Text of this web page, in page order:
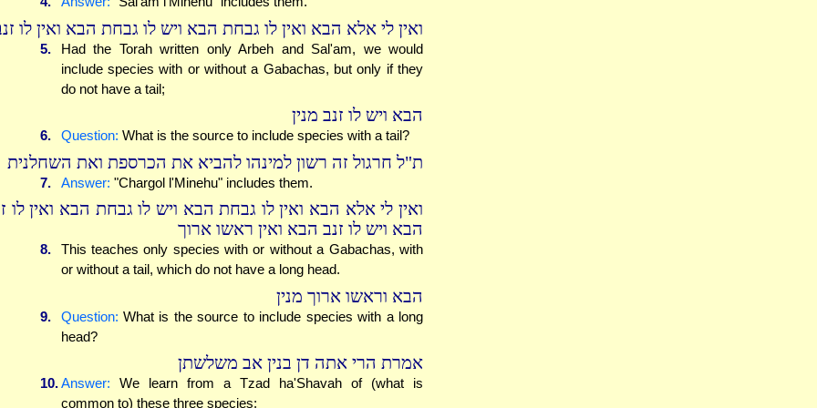
ואין לי אלא הבא ואין לו גבחת הבא ויש לו גבחת הבא ואין לו
5.
Had the Torah written only Arbeh and Sal'am, we would
include species with or without a Gabachas, but only if they
do not have a tail;
הבא ויש לו זנב מנין
6. Question: What is the source to include species with a tail?
ת"ל חרגול זה רשון למינהו להביא את הכרספת ואת השחלנית
7. Answer: "Chargol l'Minehu" includes them.
ואין לי אלא הבא ואין לו גבחת הבא ויש לו גבחת הבא ואין לו
הבא ויש לו זנב הבא ואין ראשו ארוך
8.
This teaches only species with or without a Gabachas, with
or without a tail, which do not have a long head.
הבא וראשו ארוך מנין
9. Question: What is the source to include species with a long
head?
אמרת הרי אתה דן בנין אב משלשתן
10.Answer: We learn from a Tzad ha'Shavah of (what is
common to) these three species: